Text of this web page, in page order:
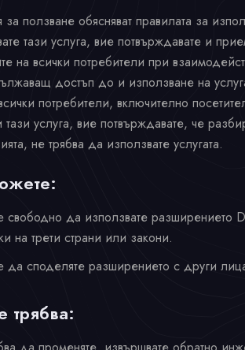
за ползване обясняват правилата за
тази услуга, вие потвърждавате и
на всички потребители при
достъп до и използване на
потребители, включително
услуга, вие потвърждавате, че
не трябва да използвате услугата.
да използвате разширението
на трети страни или закони.
споделяте разширението с други
трябва: